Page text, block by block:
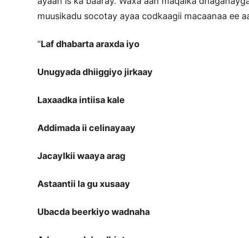
muusikadu socotay ayaa codkaagii macaanaa ee
“Laf dhabarta araxda iyo
Unugyada dhiiggiyo jirkaay
Laxaadka intiisa kale
Addimada ii celinayaay
Jacaylkii waaya arag
Astaantii la gu xusaay
Ubacda beerkiyo wadnaha